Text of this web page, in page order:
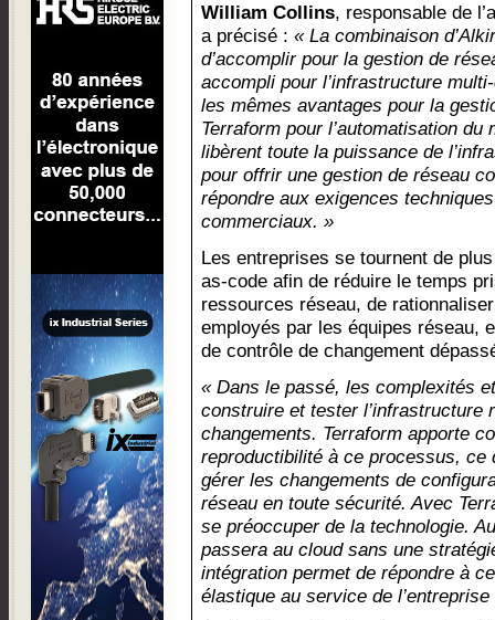
William Collins, responsable de
a précisé : « La combinaison
d’accomplir pour la gestion de
accompli pour l’infrastructure
les mêmes avantages pour la
Terraform pour l’automatisation
libèrent toute la puissance de
pour offrir une gestion de réseau
répondre aux exigences
commerciaux. »
Les entreprises se tournent de
as-code afin de réduire le temps
ressources réseau, de
employés par les équipes réseau,
de contrôle de changement
« Dans le passé, les complexités
construire et tester l’infrastructure
changements. Terraform apporte
reproductibilité à ce processus, ce
gérer les changements de
réseau en toute sécurité. Avec
se préoccuper de la technologie.
passera au cloud sans une
intégration permet de répondre à
élastique au service de l’entreprise